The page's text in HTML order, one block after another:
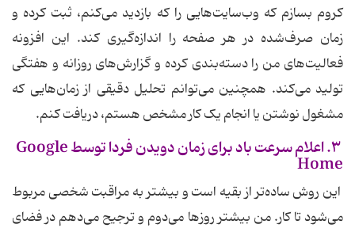
کروم بسازم که وب‌سایت‌هایی را که بازدید می‌کنم، ثبت کرده و
زمان صرف‌شده در هر صفحه را اندازه‌گیری کند. این افزونه
فعالیت‌های من را دسته‌بندی کرده و گزارش‌های روزانه و هفتگی
تولید می‌کند. همچنین می‌توانم تحلیل دقیقی از زمان‌هایی که
مشغول نوشتن یا انجام یک کار مشخص هستم، دریافت کنم.
۳. اعلام سرعت باد برای زمان دویدن فردا توسط Google
Home
این روش ساده‌تر از بقیه است و بیشتر به مراقبت شخصی مربوط
می‌شود تا کار. من بیشتر روزها می‌دوم و ترجیح می‌دهم در فضای